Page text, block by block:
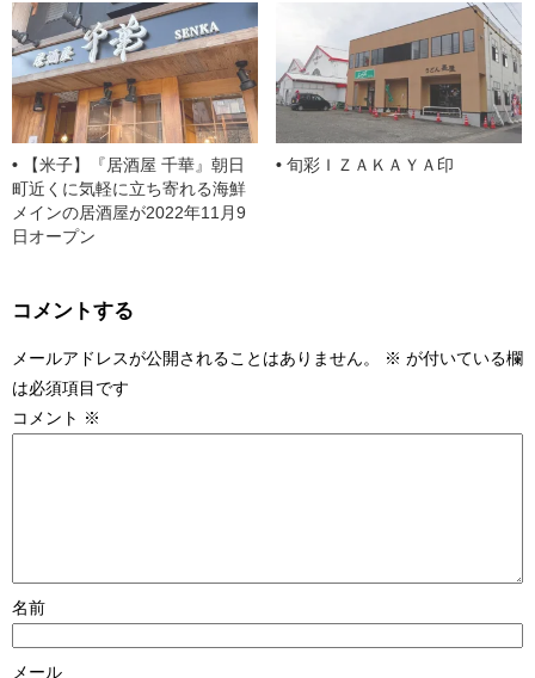
【米子】『居酒屋 千華』朝日
町近くに気軽に立ち寄れる海鮮
メインの居酒屋が2022年11月9
日オープン
旬彩ＩＺＡＫＡＹＡ印
コメントする
メールアドレスが公開されることはありません。 ※ が付いている欄
は必須項目です
コメント ※
名前
メール